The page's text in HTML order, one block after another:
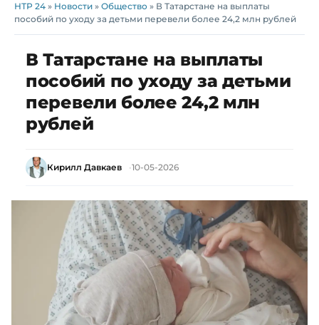
НТР 24 » Новости » Общество » В Татарстане на выплаты
пособий по уходу за детьми перевели более 24,2 млн рублей
В Татарстане на выплаты
пособий по уходу за детьми
перевели более 24,2 млн
рублей
Кирилл Давкаев 10-05-2026